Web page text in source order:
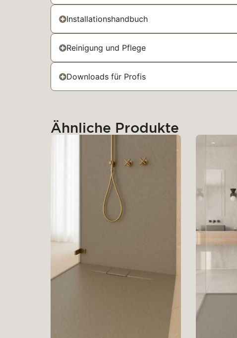
Installationshandbuch
Reinigung und Pflege
Downloads für Profis
Ähnliche Produkte